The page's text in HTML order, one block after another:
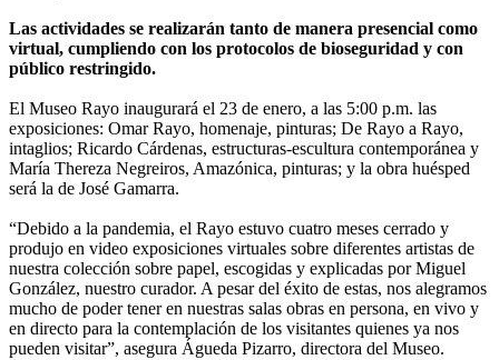
Las actividades se realizarán tanto de manera presencial como
virtual, cumpliendo con los protocolos de bioseguridad y con
público restringido.
El Museo Rayo inaugurará el 23 de enero, a las 5:00 p.m. las
exposiciones: Omar Rayo, homenaje, pinturas; De Rayo a Rayo,
intaglios; Ricardo Cárdenas, estructuras-escultura contemporánea y
María Thereza Negreiros, Amazónica, pinturas; y la obra huésped
será la de José Gamarra.
“Debido a la pandemia, el Rayo estuvo cuatro meses cerrado y
produjo en video exposiciones virtuales sobre diferentes artistas de
nuestra colección sobre papel, escogidas y explicadas por Miguel
González, nuestro curador. A pesar del éxito de estas, nos alegramos
mucho de poder tener en nuestras salas obras en persona, en vivo y
en directo para la contemplación de los visitantes quienes ya nos
pueden visitar”, asegura Águeda Pizarro, directora del Museo.